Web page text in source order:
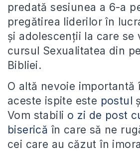
predată sesiunea a 6-a
pregătirea liderilor în
și adolescenții la care se
cursul Sexualitatea din
Bibliei.
O altă nevoie importantă
aceste ispite este postul
Vom stabili o zi de post
biserică în care să ne
cei care au căzut în